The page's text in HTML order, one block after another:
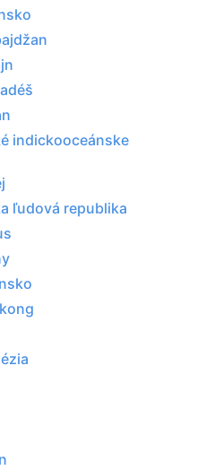
indickooceánske
ľudová republika